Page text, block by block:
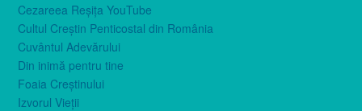
Cezareea Reşiţa YouTube
Cultul Creştin Penticostal din România
Cuvântul Adevărului
Din inimă pentru tine
Foaia Creştinului
Izvorul Vieţii